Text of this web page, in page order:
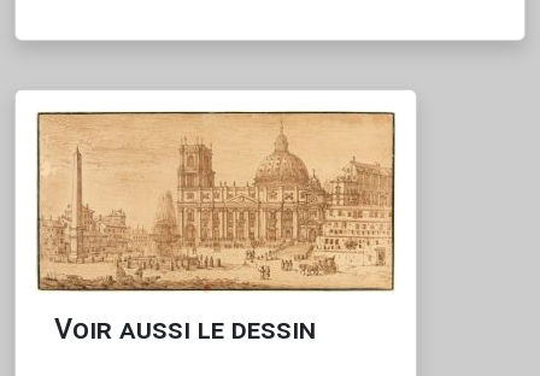
Voir aussi le dessin